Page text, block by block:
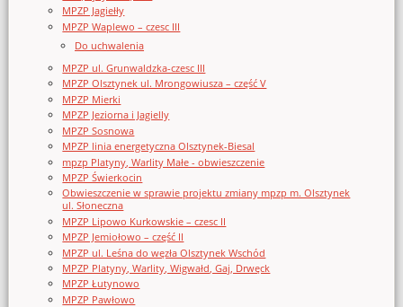
MPZP Jagiełły
MPZP Waplewo – czesc III
Do uchwalenia
MPZP ul. Grunwaldzka-czesc III
MPZP Olsztynek ul. Mrongowiusza – część V
MPZP Mierki
MPZP Jeziorna i Jagielly
MPZP Sosnowa
MPZP linia energetyczna Olsztynek-Biesal
mpzp Platyny, Warlity Małe - obwieszczenie
MPZP Świerkocin
Obwieszczenie w sprawie projektu zmiany mpzp m. Olsztynek
ul. Słoneczna
MPZP Lipowo Kurkowskie – czesc II
MPZP Jemiołowo – część II
MPZP ul. Leśna do węzła Olsztynek Wschód
MPZP Platyny, Warlity, Wigwałd, Gaj, Drwęck
MPZP Łutynowo
MPZP Pawłowo